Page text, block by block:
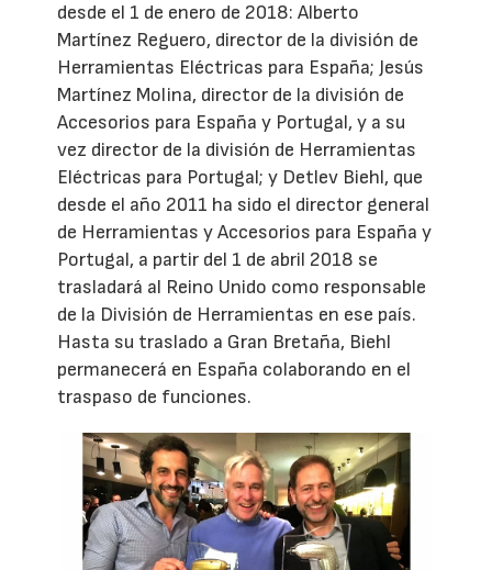
desde el 1 de enero de 2018: Alberto
Martínez Reguero, director de la división de
Herramientas Eléctricas para España; Jesús
Martínez Molina, director de la división de
Accesorios para España y Portugal, y a su
vez director de la división de Herramientas
Eléctricas para Portugal; y Detlev Biehl, que
desde el año 2011 ha sido el director general
de Herramientas y Accesorios para España y
Portugal, a partir del 1 de abril 2018 se
trasladará al Reino Unido como responsable
de la División de Herramientas en ese país.
Hasta su traslado a Gran Bretaña, Biehl
permanecerá en España colaborando en el
traspaso de funciones.